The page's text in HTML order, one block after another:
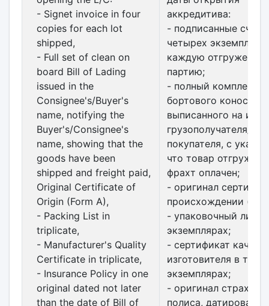
- Signet invoice in four
copies for each lot
shipped,
- Full set of clean on
board Bill of Lading
issued in the
Consignee's/Buyer's
name, notifying the
Buyer's/Consignee's
name, showing that the
goods have been
shipped and freight paid,
Original Certificate of
Origin (Form A),
- Packing List in
triplicate,
- Manufacturer's Quality
Certificate in triplicate,
- Insurance Policy in one
original dated not later
than the date of Bill of
аккредитива:
- подписанные счета
четырех
каждую
партию;
- полный комплект
бортового
выписанного на имя
грузополучателя/
покупателя, с
что товар отгружен
фрахт оплачен;
- оригинал
происхождении
- упаковочный лист
экземплярах;
- сертификат
изготовителя в трех
экземплярах;
- оригинал
полиса,